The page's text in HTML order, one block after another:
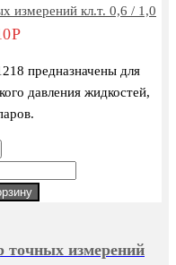
измерений кл.т. 0,6 / 1,0
Р
предназначены для
давления жидкостей,
точных измерений